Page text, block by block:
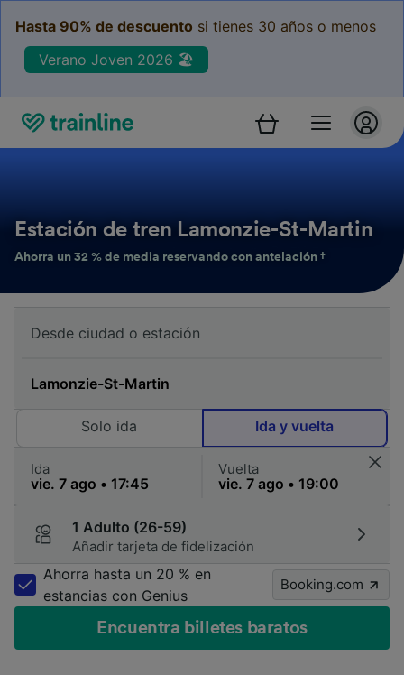
Hasta 90% de descuento si tienes 30 años o menos
Verano Joven 2026 🏖️
Estación de tren Lamonzie-St-Martin
Ahorra un 32 % de media reservando con antelación †
Solo ida Ida y vuelta
Ida Vuelta
1 Adulto (26-59)
Añadir tarjeta de fidelización
Ahorra hasta un 20 % en
estancias con Genius
Booking.com
Encuentra billetes baratos